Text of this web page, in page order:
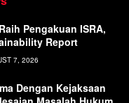
Pengakuan ISRA,
Report
7, 2026
Dengan Kejaksaan